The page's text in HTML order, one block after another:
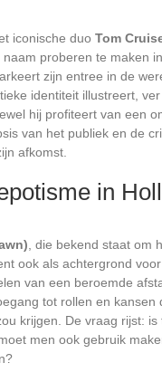
iconische duo Tom
naam proberen te maken
zijn entree in de
identiteit illustreert,
hij profiteert van een
van het publiek en de
afkomst.
in
, die bekend staat om
ook als achtergrond
van een beroemde
tot rollen en
krijgen. De vraag rijst:
men ook gebruik